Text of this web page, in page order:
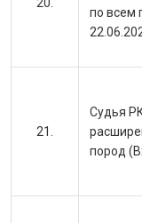
по всем
Судья
пород